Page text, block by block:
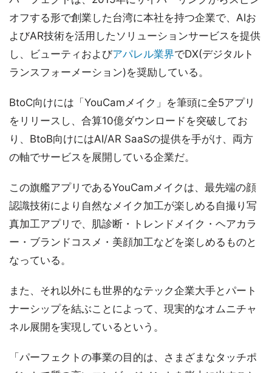
オフする形で創業した台湾に本社を持つ企業で、AIお
よびAR技術を活用したソリューションサービスを提供
し、ビューティおよびアパレル業界でDX(デジタルト
ランスフォーメーション)を奨励している。
BtoC向けには「YouCamメイク」を筆頭に全5アプリ
をリリースし、合算10億ダウンロードを突破してお
り、BtoB向けにはAI/AR SaaSの提供を手がけ、両方
の軸でサービスを展開している企業だ。
この旗艦アプリであるYouCamメイクは、最先端の顔
認識技術により自然なメイク加工が楽しめる自撮り写
真加工アプリで、肌診断・トレンドメイク・ヘアカラ
ー・ブランドコスメ・美顔加工などを楽しめるものと
なっている。
また、それ以外にも世界的なテック企業大手とパート
ナーシップを結ぶことによって、現実的なオムニチャ
ネル展開を実現しているという。
「パーフェクトの事業の目的は、さまざまなタッチポ